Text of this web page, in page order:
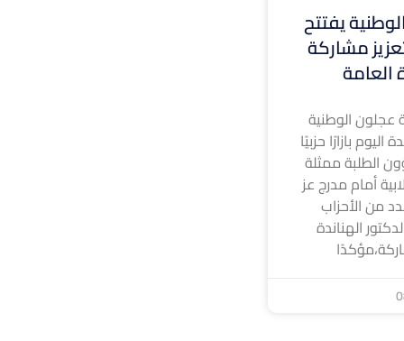
يفتتح
مشاركة
العامة
الوطنية
بازارًا حزبيًا
الطلبة ممثلة
أمام مدرج عز
من الأحزاب
الهناندة